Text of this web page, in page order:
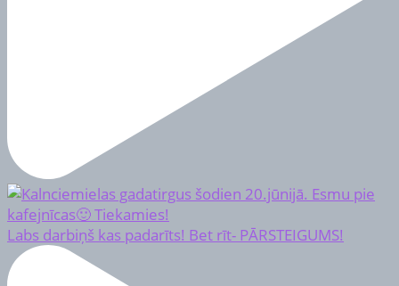
Labs darbiņš kas padarīts! Bet rīt- PĀRSTEIGUMS!